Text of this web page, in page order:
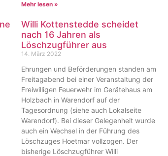
Mehr lesen »
Willi Kottenstedde scheidet
nach 16 Jahren als
Löschzugführer aus
14. März 2022
Ehrungen und Beförderungen standen am
Freitagabend bei einer Veranstaltung der
Freiwilligen Feuerwehr im Gerätehaus am
Holzbach in Warendorf auf der
Tagesordnung (siehe auch Lokalseite
Warendorf). Bei dieser Gelegenheit wurde
auch ein Wechsel in der Führung des
Löschzuges Hoetmar vollzogen. Der
bisherige Löschzugführer Willi